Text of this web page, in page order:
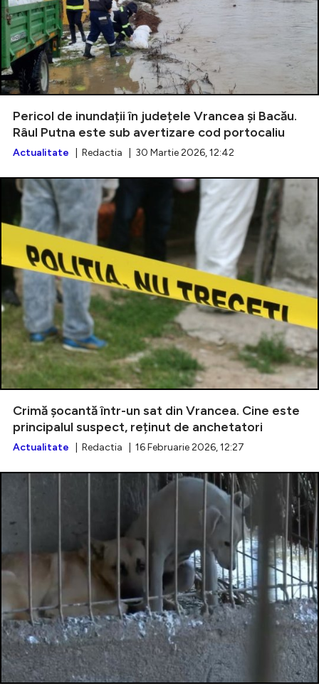
Pericol de inundații în județele Vrancea și Bacău.
Râul Putna este sub avertizare cod portocaliu
Actualitate | Redactia | 30 Martie 2026, 12:42
Crimă șocantă într-un sat din Vrancea. Cine este
principalul suspect, reținut de anchetatori
Actualitate | Redactia | 16 Februarie 2026, 12:27